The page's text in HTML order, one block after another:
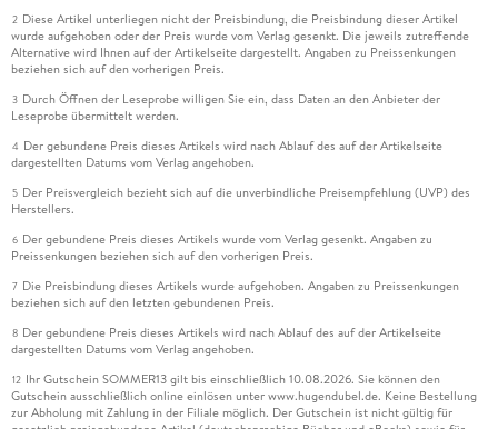
2 Diese Artikel unterliegen nicht der Preisbindung, die Preisbindung dieser Artikel
wurde aufgehoben oder der Preis wurde vom Verlag gesenkt. Die jeweils zutreffende
Alternative wird Ihnen auf der Artikelseite dargestellt. Angaben zu Preissenkungen
beziehen sich auf den vorherigen Preis.
3 Durch Öffnen der Leseprobe willigen Sie ein, dass Daten an den Anbieter der
Leseprobe übermittelt werden.
4 Der gebundene Preis dieses Artikels wird nach Ablauf des auf der Artikelseite
dargestellten Datums vom Verlag angehoben.
5 Der Preisvergleich bezieht sich auf die unverbindliche Preisempfehlung (UVP) des
Herstellers.
6 Der gebundene Preis dieses Artikels wurde vom Verlag gesenkt. Angaben zu
Preissenkungen beziehen sich auf den vorherigen Preis.
7 Die Preisbindung dieses Artikels wurde aufgehoben. Angaben zu Preissenkungen
beziehen sich auf den letzten gebundenen Preis.
8 Der gebundene Preis dieses Artikels wird nach Ablauf des auf der Artikelseite
dargestellten Datums vom Verlag angehoben.
12 Ihr Gutschein SOMMER13 gilt bis einschließlich 10.08.2026. Sie können den
Gutschein ausschließlich online einlösen unter www.hugendubel.de. Keine Bestellung
zur Abholung mit Zahlung in der Filiale möglich. Der Gutschein ist nicht gültig für